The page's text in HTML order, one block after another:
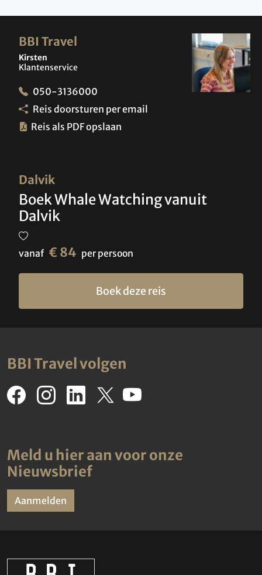
Dalvik
Boek Whale Watching vanuit
Dalvik
vanaf € 84 per persoon
Boek deze reis
BBI Travel
Kirsten
Klantenservice
050-3136000
Reis doorsturen per email
Reis als PDF opslaan
BBI Travel volgen
Meld u hier aan voor onze
Nieuwsbrief
Aanmelden